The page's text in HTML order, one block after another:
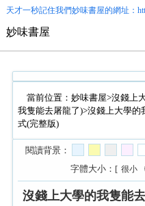
天才一秒記住我們妙味書屋的網址：
妙味書屋
當前位置： 妙味書屋>沒錢上
我隻能去屠龍了)>沒錢上大學的
式(完整版)
閱讀背景：
字體大小：[ 很小
沒錢上大學的我隻能